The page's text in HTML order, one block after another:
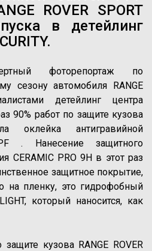
ROVER SPORT
в детейлинг
фоторепортаж по
сезону автомобиля RANGE
детейлинг центра
90% работ по защите кузова
оклейка антигравийной
. Нанесение защитного
CERAMIC PRO 9H в этот раз
защитное покрытие,
на пленку, это гидрофобный
который наносится, как
кузова RANGE ROVER